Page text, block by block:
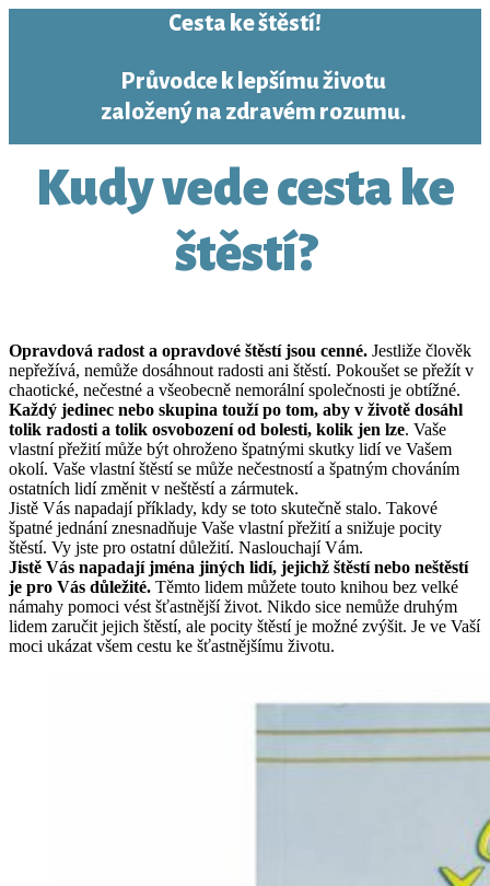
Cesta ke štěstí!
Průvodce k lepšímu životu
založený na zdravém rozumu.
Kudy vede cesta ke
štěstí?
Opravdová radost a opravdové štěstí jsou cenné. Jestliže člověk
nepřežívá, nemůže dosáhnout radosti ani štěstí. Pokoušet se přežít v
chaotické, nečestné a všeobecně nemorální společnosti je obtížné.
Každý jedinec nebo skupina touží po tom, aby v životě dosáhl
tolik radosti a tolik osvobození od bolesti, kolik jen lze. Vaše
vlastní přežití může být ohroženo špatnými skutky lidí ve Vašem
okolí. Vaše vlastní štěstí se může nečestností a špatným chováním
ostatních lidí změnit v neštěstí a zármutek.
Jistě Vás napadají příklady, kdy se toto skutečně stalo. Takové
špatné jednání znesnadňuje Vaše vlastní přežití a snižuje pocity
štěstí. Vy jste pro ostatní důležití. Naslouchají Vám.
Jistě Vás napadají jména jiných lidí, jejichž štěstí nebo neštěstí
je pro Vás důležité. Těmto lidem můžete touto knihou bez velké
námahy pomoci vést šťastnější život. Nikdo sice nemůže druhým
lidem zaručit jejich štěstí, ale pocity štěstí je možné zvýšit. Je ve Vaší
moci ukázat všem cestu ke šťastnějšímu životu.